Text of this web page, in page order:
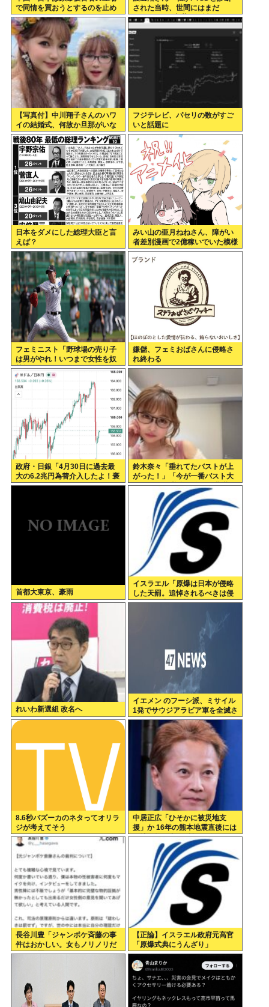
で同情を買おうとするのを止め
ろ」
された当時、世間にはまだ
PTSDという言葉は浸透してい
ませんでした」
【写真付】中川翔子さんのハワ
イの結婚式、何故か旦那がいな
い
フジテレビ、パセリの数がすご
いと話題に
日本をダメにした総理大臣と言
えば？
みい山の亜月ねねさん、障がい
者差別漫画で2億稼いでいた模様
www
フェミニスト「野球場の売り子
は男がやれ！いつまで女性を奴
隷扱いする気だ」
嫌儲、フェミおばさんに侵略さ
れ終わる
政府・日銀「4月30日に過去最
大の6.2兆円為替介入したよ！褒
めてよ！」
鈴木奈々「垂れてたバストが上
がった！」「今が一番バスト大
きい！」 下着姿を公開、豊満な
美バストを披露
首都大東京、豪雨
イスラエル「原爆は日本が侵略
した天罰。追悼されるべきは侵
略された中国や韓国の人々だよ
れいわ新選組 改名へ
イエメン のフーシ派、ミサイル
1発でサウジアラビア軍を全滅さ
せてしまうww
8.6秒バズーカのネタってオリラ
ジが考えてそう
中居正広「ひそかに被災地支
援」か 16年の熊本地震直後には
現地で炊き出し “誰にも知られ
なくて良い”と、強まる福祉活動
への思い
長谷川豊「ジャンポケ斉藤の事
件はおかしい。女もノリノリだ
った冤罪だろ」
【正論】イスラエル政府元高官
「原爆式典にうんざり」